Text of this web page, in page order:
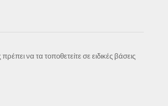
να τα τοποθετείτε σε ειδικές βάσεις